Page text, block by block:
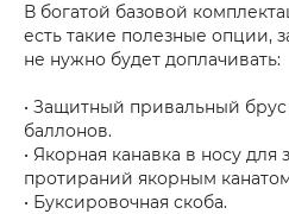
В богатой базовой
есть такие полезные опции,
не нужно будет доплачивать:
• Защитный привальный
баллонов.
• Якорная канавка в носу для
протираний якорным
• Буксировочная скоба.